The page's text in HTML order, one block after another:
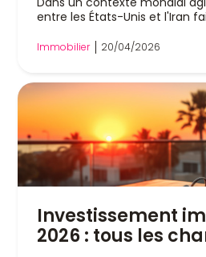
entre les États-Unis et l'Iran
Immobilier 20/04/2026
Investissement
2026 : tous les